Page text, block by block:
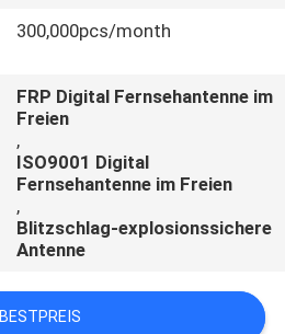
300,000pcs/month
FRP Digital Fernsehantenne im
Freien
,
ISO9001 Digital
Fernsehantenne im Freien
,
Blitzschlag-explosionssichere
Antenne
BESTPREIS